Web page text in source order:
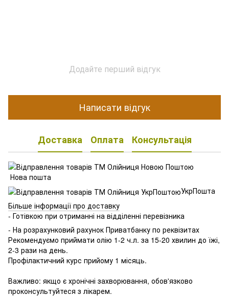
Додайте перший відгук
Написати відгук
Доставка Оплата Консультація
Нова пошта
УкрПошта
Більше інформації про доставку
- Готівкою при отриманні на відділенні перевізника
- На розрахунковий рахунок Приватбанку по реквізитах
Рекомендуємо приймати олію 1-2 ч.л. за 15-20 хвилин до їжі,
2-3 рази на день.
Профілактичний курс прийому 1 місяць.
Важливо: якщо є хронічні захворювання, обов'язково
проконсультуйтеся з лікарем.